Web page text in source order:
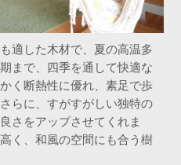
適した木材で、夏の高温多
まで、四季を通して快適な
く断熱性に優れ、素足で歩
らに、すがすがしい独特の
さをアップさせてくれま
く、和風の空間にも合う樹